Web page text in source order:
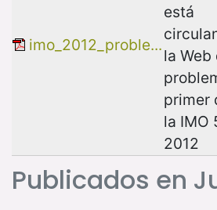
Publicados en
imo_2012_proble...
está
la Web
primer
la IMO
2012